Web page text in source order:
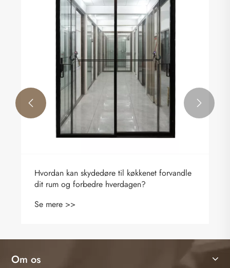
Hvordan kan skydedøre til køkkenet forvandle
dit rum og forbedre hverdagen?
Se mere >>
 
Om os